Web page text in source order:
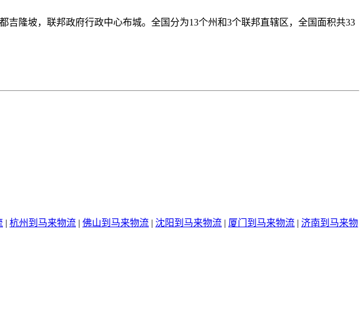
隆坡，联邦政府行政中心布城。全国分为13个州和3个联邦直辖区，全国面积共33
| 杭州到马来物流 | 佛山到马来物流 | 沈阳到马来物流 | 厦门到马来物流 | 济南到马来物